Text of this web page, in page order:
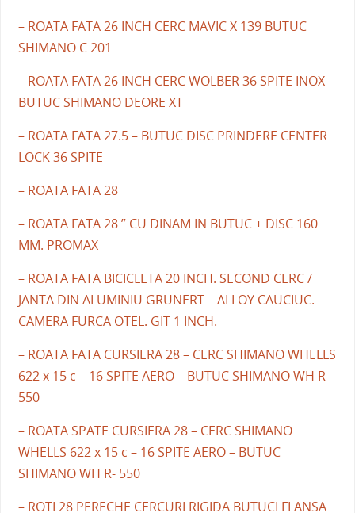
– ROATA FATA 26 INCH CERC MAVIC X 139 BUTUC
SHIMANO C 201
– ROATA FATA 26 INCH CERC WOLBER 36 SPITE INOX
BUTUC SHIMANO DEORE XT
– ROATA FATA 27.5 – BUTUC DISC PRINDERE CENTER
LOCK 36 SPITE
– ROATA FATA 28
– ROATA FATA 28 ” CU DINAM IN BUTUC + DISC 160
MM. PROMAX
– ROATA FATA BICICLETA 20 INCH. SECOND CERC /
JANTA DIN ALUMINIU GRUNERT – ALLOY CAUCIUC.
CAMERA FURCA OTEL. GIT 1 INCH.
– ROATA FATA CURSIERA 28 – CERC SHIMANO WHELLS
622 x 15 c – 16 SPITE AERO – BUTUC SHIMANO WH R-
550
– ROATA SPATE CURSIERA 28 – CERC SHIMANO
WHELLS 622 x 15 c – 16 SPITE AERO – BUTUC
SHIMANO WH R- 550
– ROTI 28 PERECHE CERCURI RIGIDA BUTUCI FLANSA